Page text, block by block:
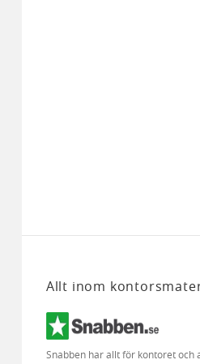
Allt inom
Snabben har allt för kontoret och